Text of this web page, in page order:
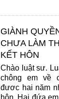
GIÀNH
CHƯA LÀM
KẾT HÔN
Chào luật sư.
chông em về
đươc hai năm
hôn. Hai đứa